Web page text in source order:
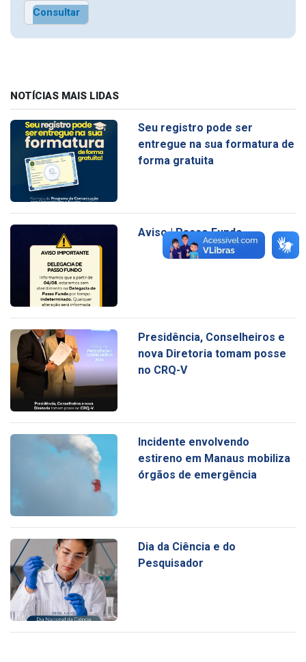
Consultar
NOTÍCIAS MAIS LIDAS
Seu registro pode ser
entregue na sua formatura de
forma gratuita
Aviso | Passo Fundo
Presidência, Conselheiros e
nova Diretoria tomam posse
no CRQ-V
Incidente envolvendo
estireno em Manaus mobiliza
órgãos de emergência
Dia da Ciência e do
Pesquisador